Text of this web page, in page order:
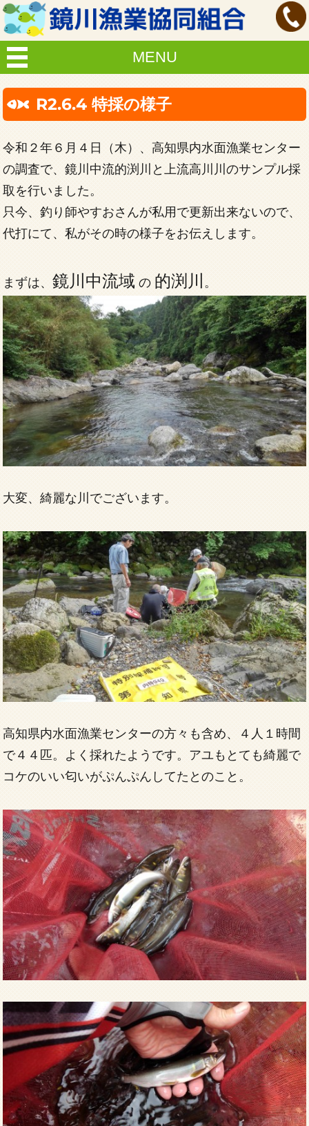
MENU
R2.6.4 特採の様子
令和２年６月４日（木）、高知県内水面漁業センター
の調査で、鏡川中流的渕川と上流高川川のサンプル採
取を行いました。
只今、釣り師やすおさんが私用で更新出来ないので、
代打にて、私がその時の様子をお伝えします。
まずは、鏡川中流域 の 的渕川 。
大変、綺麗な川でございます。
高知県内水面漁業センターの方々も含め、４人１時間
で４４匹。よく採れたようです。アユもとても綺麗で
コケのいい匂いがぷんぷんしてたとのこと。